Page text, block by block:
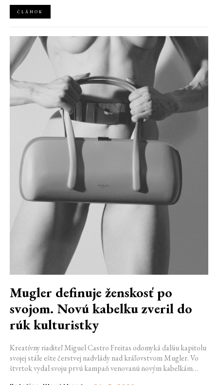
ČLÁNOK
Mugler definuje ženskosť po
svojom. Novú kabelku zveril do
rúk kulturistky
Kreatívny riaditeľ Miguel Castro Freitas odomyká ďalšiu kapitolu
svojej stále ešte čerstvej nadvlády nad kráľovstvom Mugler. Vo
štvrtok vydal svoju prvú kampaň venovanú novým kabelkám